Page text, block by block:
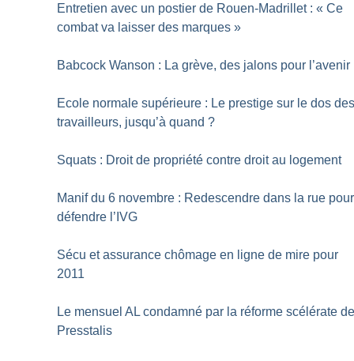
Entretien avec un postier de Rouen-Madrillet : « Ce
combat va laisser des marques »
Babcock Wanson : La grève, des jalons pour l’avenir
Ecole normale supérieure : Le prestige sur le dos
travailleurs, jusqu’à quand ?
Squats : Droit de propriété contre droit au logement
Manif du 6 novembre : Redescendre dans la rue pour
défendre l’IVG
Sécu et assurance chômage en ligne de mire pour
2011
Le mensuel AL condamné par la réforme scélérate
Presstalis